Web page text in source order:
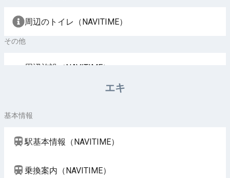
周辺のトイレ（NAVITIME）
その他
周辺施設（NAVITIME）
エキ
基本情報
駅基本情報（NAVITIME）
乗換案内（NAVITIME）